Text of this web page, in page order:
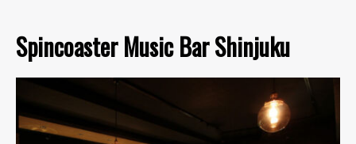
Spincoaster Music Bar Shinjuku